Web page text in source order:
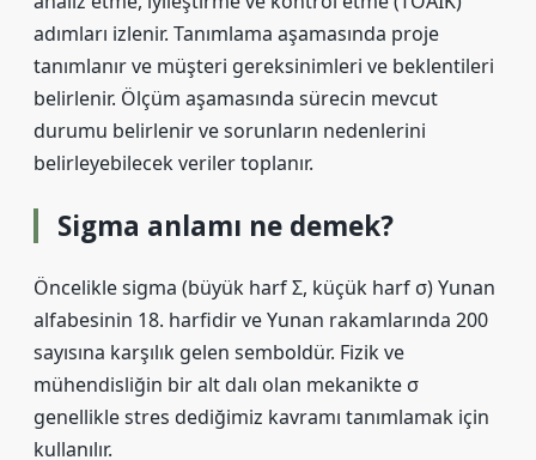
adımları izlenir. Tanımlama aşamasında proje
tanımlanır ve müşteri gereksinimleri ve beklentileri
belirlenir. Ölçüm aşamasında sürecin mevcut
durumu belirlenir ve sorunların nedenlerini
belirleyebilecek veriler toplanır.
Sigma anlamı ne demek?
Öncelikle sigma (büyük harf Σ , küçük harf σ ) Yunan
alfabesinin 18. harfidir ve Yunan rakamlarında 200
sayısına karşılık gelen semboldür. Fizik ve
mühendisliğin bir alt dalı olan mekanikte σ
genellikle stres dediğimiz kavramı tanımlamak için
kullanılır.